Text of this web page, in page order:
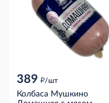
389 д/шт
Колбаса Мушкино